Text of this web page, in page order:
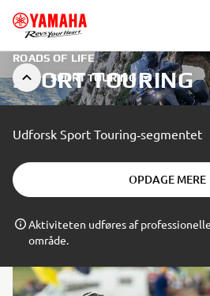
SPORT TOURING
ROADS OF LIFE
SPORT TOURING
Udforsk Sport Touring‑segmentet
OPDAGE MERE
Aktiviteten udføres af
område.